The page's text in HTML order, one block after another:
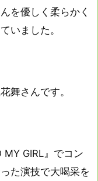
を優しく柔らかく
いました。
舞さんです。
GIRL』でコン
た演技で大喝采を